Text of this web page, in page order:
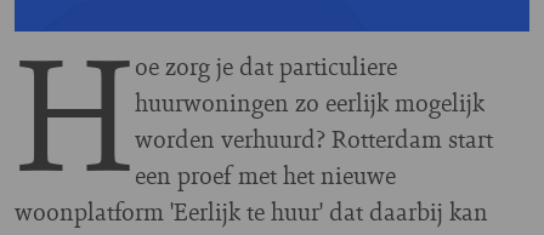
Hoe zorg je dat particuliere
huurwoningen zo eerlijk mogelijk
worden verhuurd? Rotterdam start
een proef met het nieuwe
woonplatform 'Eerlijk te huur' dat daarbij kan